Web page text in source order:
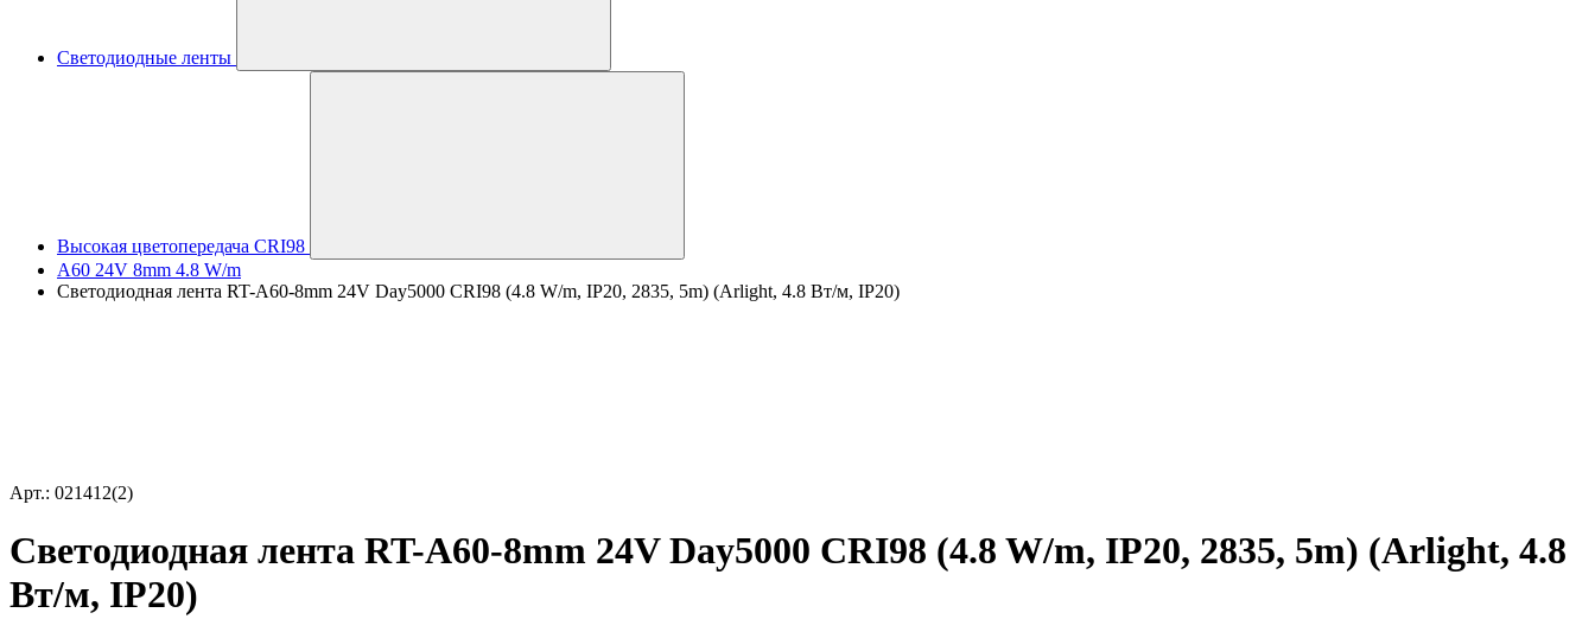
Светодиодные ленты
Высокая цветопередача CRI98
A60 24V 8mm 4.8 W/m
Светодиодная лента RT-A60-8mm 24V Day5000 CRI98 (4.8 W/m, IP20, 2835, 5m) (Arlight, 4.8 Вт/м, IP20)
Арт.: 021412(2)
Светодиодная лента RT-A60-8mm 24V Day5000 CRI98 (4.8 W/m, IP20, 2835, 5m) (Arlight, 4.8
Вт/м, IP20)